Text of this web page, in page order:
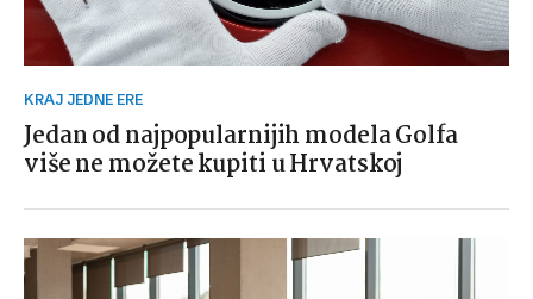
KRAJ JEDNE ERE
Jedan od najpopularnijih modela Golfa
više ne možete kupiti u Hrvatskoj